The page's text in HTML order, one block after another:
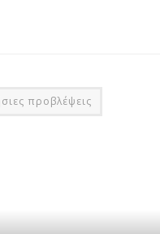
προβλέψεις